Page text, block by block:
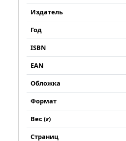
Издатель
Год
ISBN
EAN
Обложка
Формат
Вес (г)
Страниц